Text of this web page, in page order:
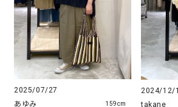
2025/07/27
あゆみ
159cm
2024/12/
takane